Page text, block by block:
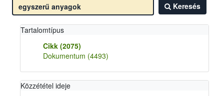
Keresés
Tartalomtípus
Cikk (2075)
Dokumentum (4493)
Közzététel ideje